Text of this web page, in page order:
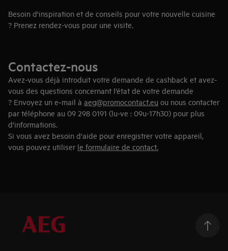
Besoin d'inspiration et de conseils pour votre nouvelle cuisine
? Prenez rendez-vous pour une visite.
Cooking Club
Découvrez comment cuisiner avec de la vapeur lors d'une
session Cooking Club. Ces démonstrations culinaires sont
organisées dans notre showroom et à plusieurs autres endroits
en Belgique afin que chacun puisse facilement y participer.
Inscrivez-vous dès maintenant à une démonstration culinaire
dans votre région.
Contactez-nous
Avez-vous déjà introduit votre demande de cashback et avez-
vous des questions concernant l’état de votre demande
? Envoyez un e‑mail à aeg@promocontact.eu ou nous contacter
par téléphone au 09 298 0191 (lu-ve : 09u-17h30) pour plus
d'informations.
Si vous avez besoin d'aide pour enregistrer votre appareil,
vous pouvez utiliser le formulaire de contact.